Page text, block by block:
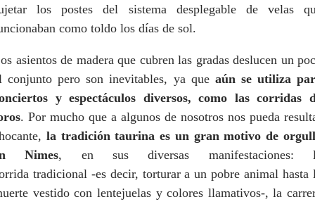
los postes del sistema desplegable de velas
como toldo los días de sol.
asientos de madera que cubren las gradas deslucen un
conjunto pero son inevitables, ya que aún se utiliza
y espectáculos diversos, como las corridas
. Por mucho que a algunos de nosotros nos pueda
la tradición taurina es un gran motivo de
Nimes, en sus diversas manifestaciones:
tradicional -es decir, torturar a un pobre animal hasta
vestido con lentejuelas y colores llamativos-, la